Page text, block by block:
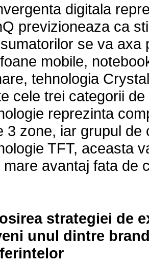
digitala
previzioneaza ca
se va axa
mobile,
tehnologia
cele trei categorii
reprezinta
3 zone, iar grupul de
TFT, aceasta
mare avantaj fata de
strategiei de
unul dintre